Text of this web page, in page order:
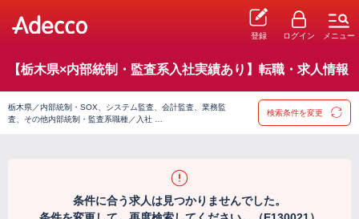
登録 ログイン メニュー
【栃木県×内部統制・監査系入社実績あり】転職・求人情報
栃木県／内部統制・SOX、システム監査、会計監査、業務監
査、その他内部統制・監査系職種／入社 …
検索条件を変更
条件に合う求人は見つかりませんでした。